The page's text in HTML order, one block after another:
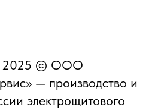
2025 © ООО
— производство и
электрощитового